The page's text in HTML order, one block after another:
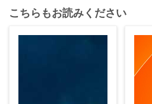
こちらもお読みください